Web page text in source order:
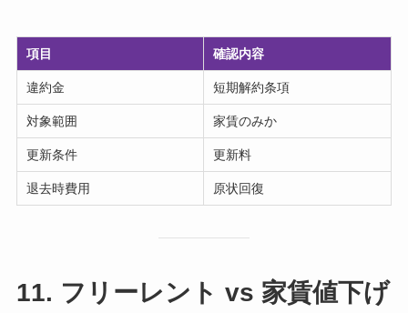
項目 確認内容
違約金 短期解約条項
対象範囲 家賃のみか
更新条件 更新料
退去時費用 原状回復
11. フリーレント vs 家賃値下げ